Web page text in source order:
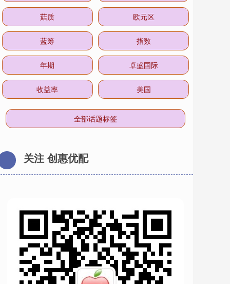
菇质 欧元区
蓝筹 指数
年期 卓盛国际
收益率 美国
全部话题标签
关注 创惠优配